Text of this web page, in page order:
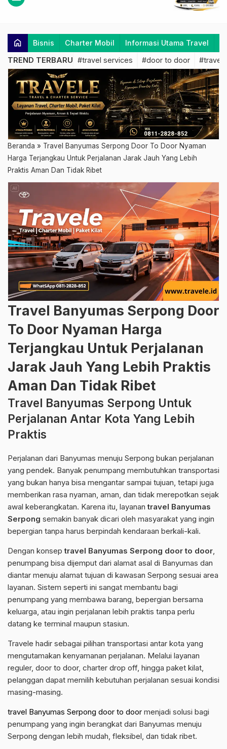
home Bisnis Charter Mobil Informasi Utama Travel
TREND TERBARU #travel services #door to door #travel
Beranda » Travel Banyumas Serpong Door To Door Nyaman
Harga Terjangkau Untuk Perjalanan Jarak Jauh Yang Lebih
Praktis Aman Dan Tidak Ribet
Travel Banyumas Serpong Door
To Door Nyaman Harga
Terjangkau Untuk Perjalanan
Jarak Jauh Yang Lebih Praktis
Aman Dan Tidak Ribet
Travel Banyumas Serpong Untuk
Perjalanan Antar Kota Yang Lebih
Praktis
Perjalanan dari Banyumas menuju Serpong bukan perjalanan
yang pendek. Banyak penumpang membutuhkan transportasi
yang bukan hanya bisa mengantar sampai tujuan, tetapi juga
memberikan rasa nyaman, aman, dan tidak merepotkan sejak
awal keberangkatan. Karena itu, layanantravel Banyumas
Serpong semakin banyak dicari oleh masyarakat yang ingin
bepergian tanpa harus berpindah kendaraan berkali-kali.
Dengan konseptravel Banyumas Serpong door to door,
penumpang bisa dijemput dari alamat asal di Banyumas dan
diantar menuju alamat tujuan di kawasan Serpong sesuai area
layanan. Sistem seperti ini sangat membantu bagi
penumpang yang membawa barang, bepergian bersama
keluarga, atau ingin perjalanan lebih praktis tanpa perlu
datang ke terminal maupun stasiun.
Travele hadir sebagai pilihan transportasi antar kota yang
mengutamakan kenyamanan perjalanan. Melalui layanan
reguler, door to door, charter drop off, hingga paket kilat,
pelanggan dapat memilih kebutuhan perjalanan sesuai kondisi
masing-masing.
travel Banyumas Serpong door to door menjadi solusi bagi
penumpang yang ingin berangkat dari Banyumas menuju
Serpong dengan lebih mudah, fleksibel, dan tidak ribet.